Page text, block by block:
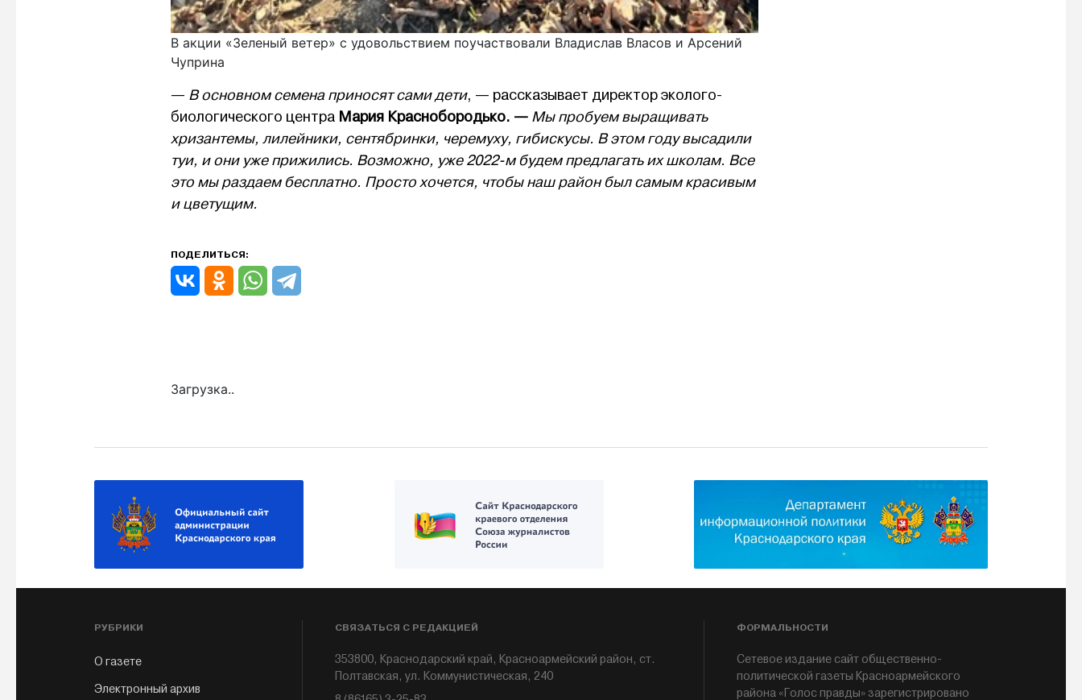
В акции «Зеленый ветер» с удовольствием поучаствовали Владислав Власов и Арсений
Чуприна
— В основном семена приносят сами дети, — рассказывает директор эколого-
биологического центра Мария Краснобородько. — Мы пробуем выращивать
хризантемы, лилейники, сентябринки, черемуху, гибискусы. В этом году высадили
туи, и они уже прижились. Возможно, уже 2022-м будем предлагать их школам. Все
это мы раздаем бесплатно. Просто хочется, чтобы наш район был самым красивым
и цветущим.
ПОДЕЛИТЬСЯ:
Загрузка..
РУБРИКИ
О газете
Электронный архив
СВЯЗАТЬСЯ С РЕДАКЦИЕЙ
353800, Краснодарский край, Красноармейский район, ст.
Полтавская, ул. Коммунистическая, 240
ФОРМАЛЬНОСТИ
Сетевое издание сайт общественно-
политической газеты Красноармейского
района «Голос правды» зарегистрировано